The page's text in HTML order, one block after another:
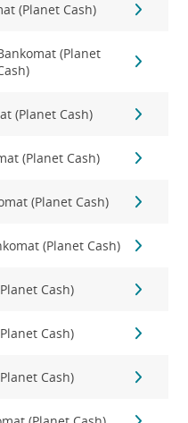
(Planet Cash)
(Planet
(Planet Cash)
(Planet Cash)
(Planet Cash)
(Planet Cash)
Cash)
Cash)
Cash)